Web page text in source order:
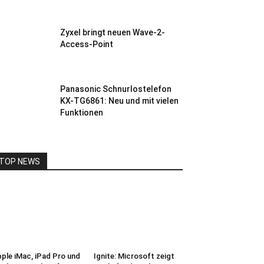
Zyxel bringt neuen Wave-2-
Access-Point
Panasonic Schnurlostelefon
KX-TG6861: Neu und mit vielen
Funktionen
NEWS
iMac, iPad Pro und
Ignite: Microsoft zeigt